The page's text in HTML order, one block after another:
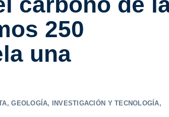
250
una
,GEOLOGÍA, INVESTIGACIÓN Y TECNOLOGÍA,